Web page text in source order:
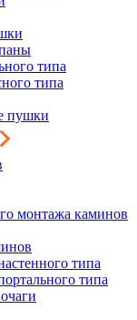
типа
типа
пушки
монтажа каминов
типа
типа